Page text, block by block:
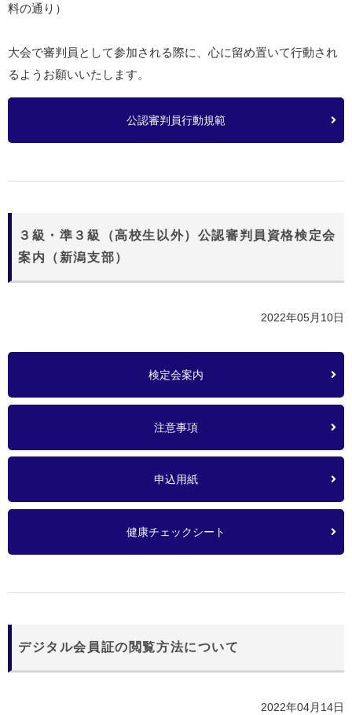
料の通り）
大会で審判員として参加される際に、心に留め置いて行動され
るようお願いいたします。
公認審判員行動規範
３級・準３級（高校生以外）公認審判員資格検定会
案内（新潟支部）
2022年05月10日
検定会案内
注意事項
申込用紙
健康チェックシート
デジタル会員証の閲覧方法について
2022年04月14日